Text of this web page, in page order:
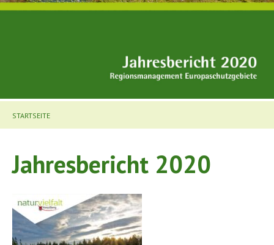
STARTSEITE
Jahresbericht 2020